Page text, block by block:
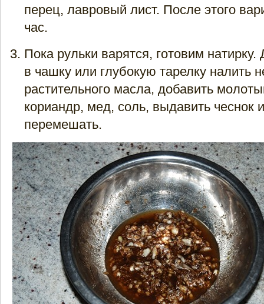
перец, лавровый лист. После этого
час.
Пока рульки варятся, готовим натирку.
в чашку или глубокую тарелку налить
растительного масла, добавить
кориандр, мед, соль, выдавить чеснок
перемешать.